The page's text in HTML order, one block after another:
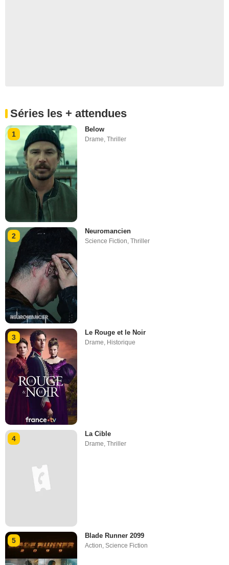
Séries les + attendues
1
Below
Drame,Thriller
2
Neuromancien
Science Fiction ,Thriller
3
Le Rouge et le Noir
Drame, Historique
4
La Cible
Drame,Thriller
5
Blade Runner 2099
Action ,Science Fiction